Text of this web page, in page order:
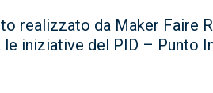
realizzato da Maker Faire
le iniziative del PID – Punto